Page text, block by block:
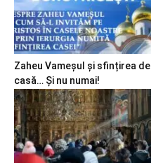
Zaheu Vameșul și sfințirea de
casă… Și nu numai!